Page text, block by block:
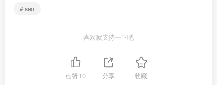
# seo
喜欢就支持一下吧
点赞10 分享 收藏